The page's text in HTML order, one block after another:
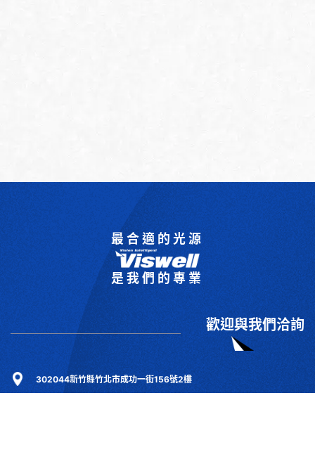
最合適的光源
是我們的專業
歡迎與我們洽詢
302044新竹縣竹北市成功一街156號2樓